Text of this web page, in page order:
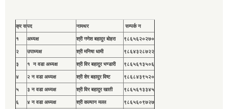
क्र सपद नामथर सम्पर्क न
१ अध्यक्ष श्री गणेश बहादुर बाेहरा ९८६५६२०२७०
२ उपाध्यक्ष श्री मनिषा धामी ९८६४३२८७२२
३ १ न वडा अध्यक्ष श्री विर बहादुर भण्डारी ९८६५६१३५०६
४ २ न वडा अध्यक्ष श्री शेर बहादुर विष्ट ९८६८४३९५२०
५ ३ न वडा अध्यक्ष श्री विर बहादुर खाती ९८६५६१३३४५
६ ४ न वडा अध्यक्ष श्री कल्यान मल्ल ९८६५६०९७२७